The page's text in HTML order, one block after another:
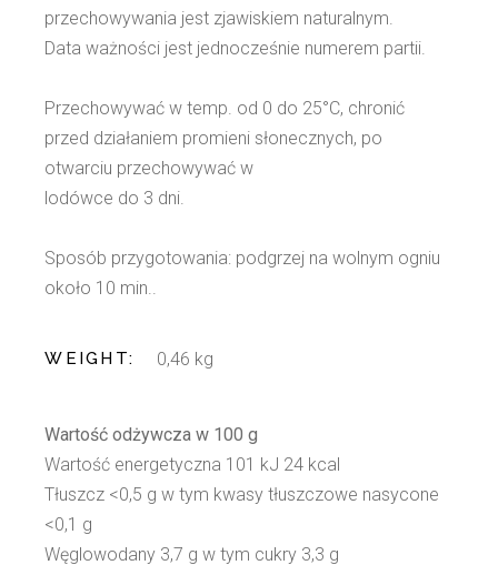
przechowywania jest zjawiskiem naturalnym.
Data ważności jest jednocześnie numerem partii.
Przechowywać w temp. od 0 do 25°C, chronić
przed działaniem promieni słonecznych, po
otwarciu przechowywać w
lodówce do 3 dni.
Sposób przygotowania: podgrzej na wolnym ogniu
około 10 min..
WEIGHT 0,46 kg
Wartość odżywcza w 100 g
Wartość energetyczna 101 kJ 24 kcal
Tłuszcz <0,5 g w tym kwasy tłuszczowe nasycone
<0,1 g
Węglowodany 3,7 g w tym cukry 3,3 g